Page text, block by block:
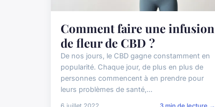
Comment faire une infusion
de fleur de CBD ?
De nos jours, le CBD gagne constamment en
popularité. Chaque jour, de plus en plus de
personnes commencent à en prendre pour
leurs problèmes de santé,...